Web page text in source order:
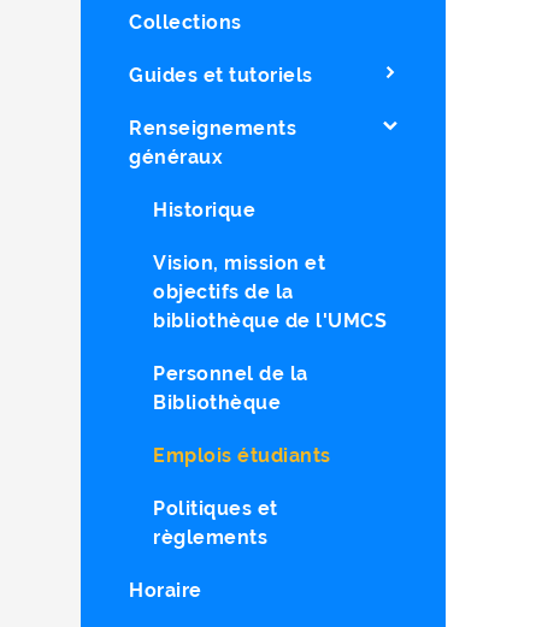
Collections
Guides et tutoriels
Renseignements
généraux
Historique
Vision, mission et
objectifs de la
bibliothèque de l'UMCS
Personnel de la
Bibliothèque
Emplois étudiants
Politiques et
règlements
Horaire